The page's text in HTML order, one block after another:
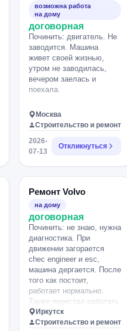
возможна работа
на дому
договорная
Починить: двигатель. Не
заводится. Машина
живет своей жизнью,
утром не заводилась,
вечером заелась и
поехала.
Москва
Строительство и ремонт
2026-
07-13
Откликнуться
Ремонт Volvo
на дому
договорная
Починить: не знаю, нужна
диагностика. При
движении загорается
chec engineer и esc,
машина дергается. После
того как постоит,
работает нормально.
Также перестал работать
кондиционер , возможно
не работает вентилятор
Иркутск
Строительство и ремонт